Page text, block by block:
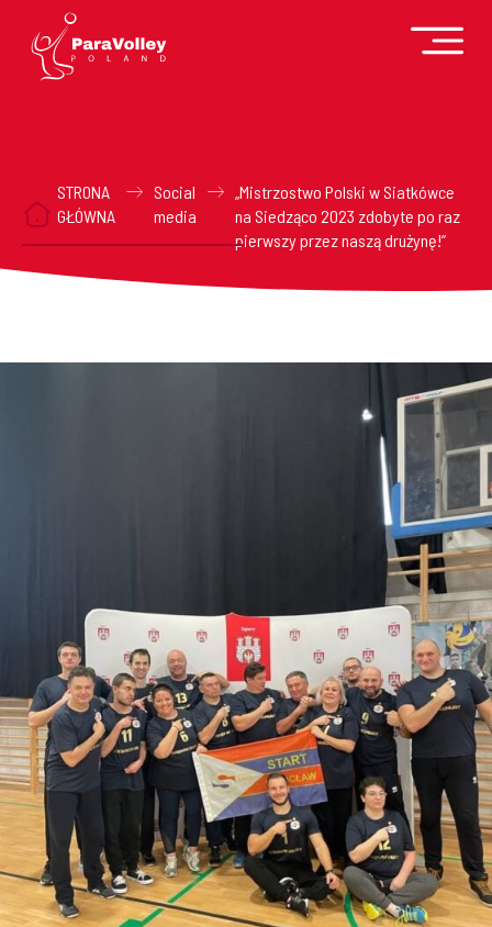
STRONA
GŁÓWNA
Social
media
„Mistrzostwo Polski w Siatkówce
na Siedząco 2023 zdobyte po raz
pierwszy przez naszą drużynę!”